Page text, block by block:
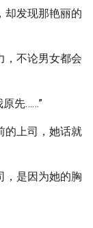
却发现那艳丽的
，不论男女都会
先……”
的上司，她话就
，是因为她的胸